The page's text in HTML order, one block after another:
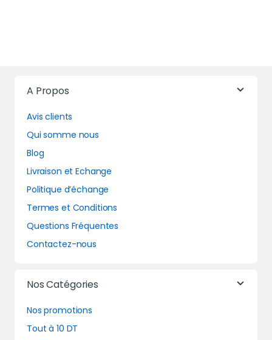
A Propos
Avis clients
Qui somme nous
Blog
Livraison et Echange
Politique d’échange
Termes et Conditions
Questions Fréquentes
Contactez-nous
Nos Catégories
Nos promotions
Tout à 10 DT